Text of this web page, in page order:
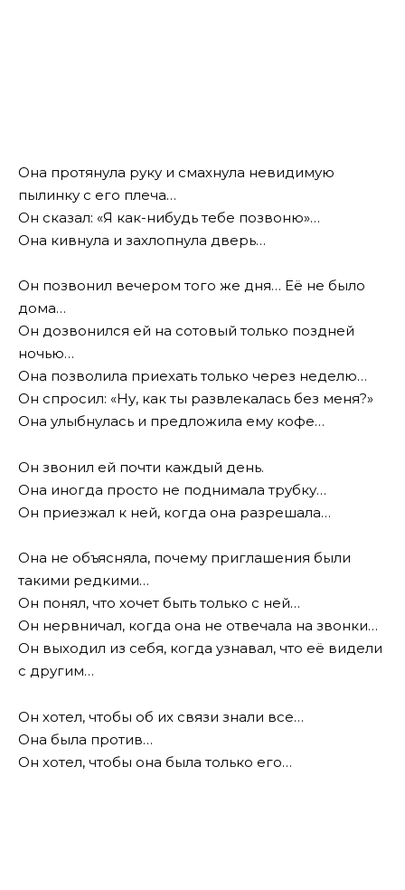
Она протянула руку и смахнула невидимую
пылинку с его плеча…
Он сказал: «Я как-нибудь тебе позвоню»…
Она кивнула и захлопнула дверь…
Он позвонил вечером того же дня… Её не было
дома…
Он дозвонился ей на сотовый только поздней
ночью…
Она позволила приехать только через неделю…
Он спросил: «Ну, как ты развлекалась без меня?»
Она улыбнулась и предложила ему кофе…
Он звонил ей почти каждый день.
Она иногда просто не поднимала трубку…
Он приезжал к ней, когда она разрешала…
Она не объясняла, почему приглашения были
такими редкими…
Он понял, что хочет быть только с ней…
Он нервничал, когда она не отвечала на звонки…
Он выходил из себя, когда узнавал, что её видели
с другим…
Он хотел, чтобы об их связи знали все…
Она была против…
Он хотел, чтобы она была только его…